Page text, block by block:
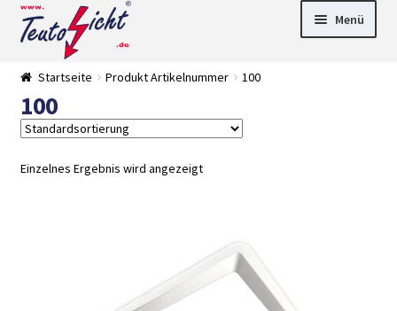
Zur
Navigation
springen
Springe
zum
Menü
Startseite Produkt Artikelnummer 100
100
Einzelnes Ergebnis wird angezeigt